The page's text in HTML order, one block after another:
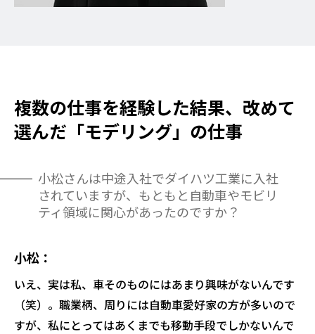
複数の仕事を経験した結果、改めて
選んだ「モデリング」の仕事
小松さんは中途入社でダイハツ工業に入社
されていますが、もともと自動車やモビリ
ティ領域に関心があったのですか？
小松
いえ、実は私、車そのものにはあまり興味がないんです
（笑）。職業柄、周りには自動車愛好家の方が多いので
すが、私にとってはあくまでも移動手段でしかないんで